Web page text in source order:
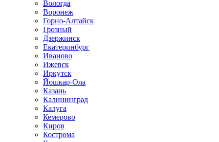
Вологда
Воронеж
Горно-Алтайск
Грозный
Дзержинск
Екатеринбург
Иваново
Ижевск
Иркутск
Йошкар-Ола
Казань
Калининград
Калуга
Кемерово
Киров
Кострома